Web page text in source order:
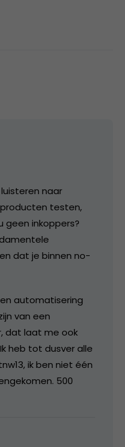
luisteren naar
testen,
geen inkoppers?
dat je binnen no-
automatisering
van een
dat laat me ook
heb tot dusver alle
ik ben niet één
500